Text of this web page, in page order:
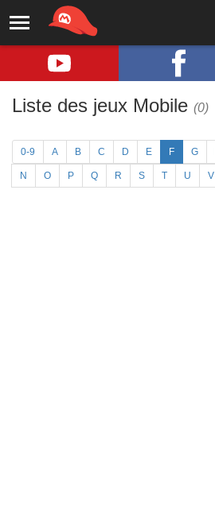
Liste des jeux Mobile (0)
0-9 A B C D E F G
N O P Q R S T U V